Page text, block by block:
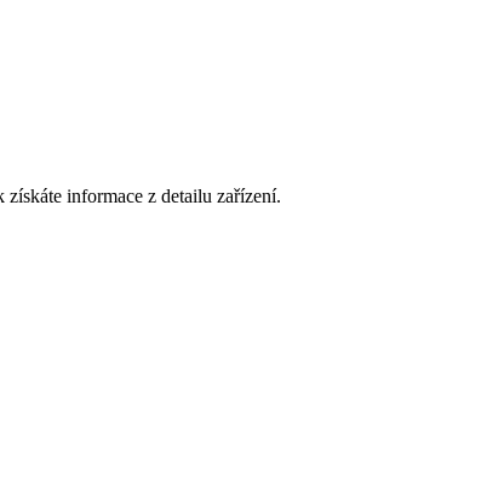
informace z detailu zařízení.